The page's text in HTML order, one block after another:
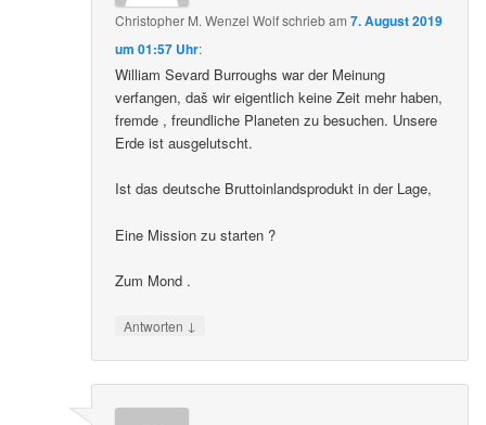
Christopher M. Wenzel Wolfschriebam7. August 2019
um 01:57 Uhr:
William Sevard Burroughs war der Meinung
verfangen, daš wir eigentlich keine Zeit mehr haben,
fremde , freundliche Planeten zu besuchen. Unsere
Erde ist ausgelutscht.
Ist das deutsche Bruttoinlandsprodukt in der Lage,
Eine Mission zu starten ?
Zum Mond .
Antworten ↓